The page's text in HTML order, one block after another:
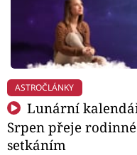
ASTROČLÁNKY
Lunární
Srpen přeje
setkáním